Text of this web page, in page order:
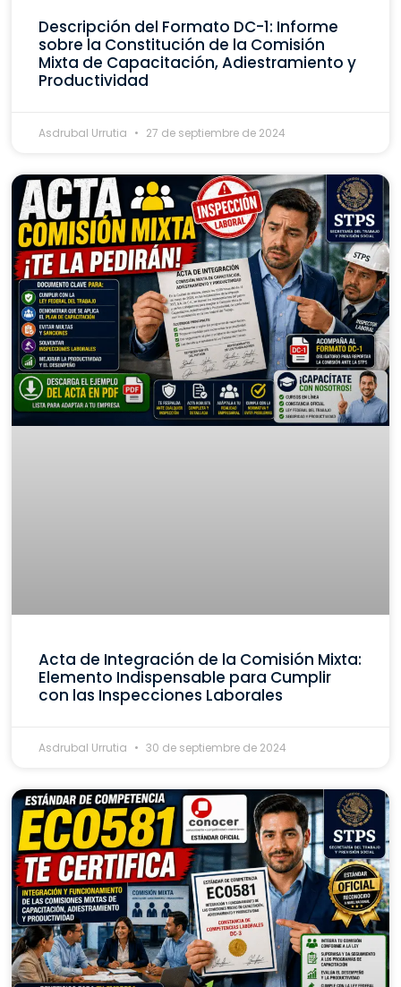
Descripción del Formato DC-1: Informe
sobre la Constitución de la Comisión
Mixta de Capacitación, Adiestramiento y
Productividad
Asdrubal Urrutia 27 de septiembre de 2024
Acta de Integración de la Comisión Mixta:
Elemento Indispensable para Cumplir
con las Inspecciones Laborales
Asdrubal Urrutia 30 de septiembre de 2024